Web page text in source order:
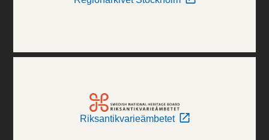
Riksantikvarieämbetet